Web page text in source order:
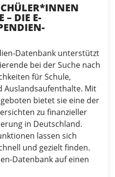
– DIE E-
Datenbank unterstützt
bei der Suche nach
für Schule,
Mit
bietet sie eine der
zu finanzieller
in Deutschland.
lassen sich
und gezielt finden.
Datenbank auf einen